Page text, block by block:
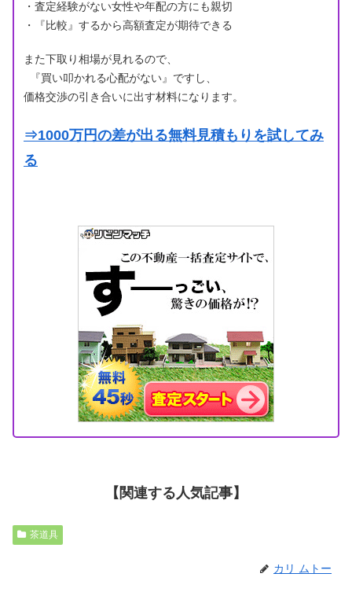
・査定経験がない女性や年配の方にも親切
・『比較』するから高額査定が期待できる
また下取り相場が見れるので、
『買い叩かれる心配がない』ですし、
価格交渉の引き合いに出す材料になります。
⇒1000万円の差が出る無料見積もりを試してみ
る
【関連する人気記事】
茶道具
カリ ムトー